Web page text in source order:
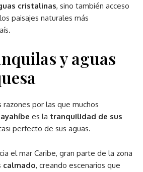
cristalinas, sino también acceso
paisajes naturales más
y aguas
razones por las que muchos
es la tranquilidad de sus
perfecto de sus aguas.
el mar Caribe, gran parte de la zona
calmado, creando escenarios que